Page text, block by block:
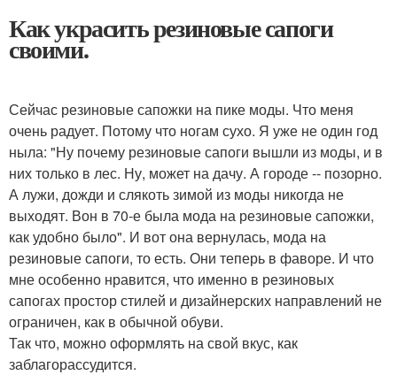
Как украсить резиновые сапоги
своими.
Сейчас резиновые сапожки на пике моды. Что меня
очень радует. Потому что ногам сухо. Я уже не один год
ныла: "Ну почему резиновые сапоги вышли из моды, и в
них только в лес. Ну, может на дачу. А городе -- позорно.
А лужи, дожди и слякоть зимой из моды никогда не
выходят. Вон в 70-е была мода на резиновые сапожки,
как удобно было". И вот она вернулась, мода на
резиновые сапоги, то есть. Они теперь в фаворе. И что
мне особенно нравится, что именно в резиновых
сапогах простор стилей и дизайнерских направлений не
ограничен, как в обычной обуви.
Так что, можно оформлять на свой вкус, как
заблагорассудится.